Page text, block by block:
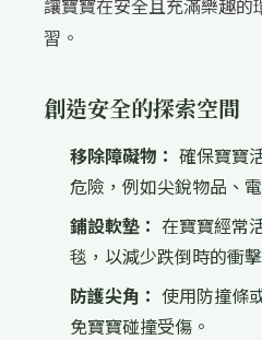
讓寶寶在安全且充滿樂趣
習。
創造安全的探索空間
移除障礙物： 確保寶寶
危險，例如尖銳物品、
鋪設軟墊： 在寶寶經常
毯，以減少跌倒時的衝
防護尖角： 使用防撞條
免寶寶碰撞受傷。